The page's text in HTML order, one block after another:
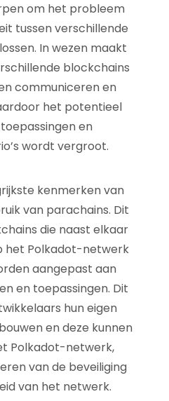
om het probleem
tussen verschillende
In wezen maakt
blockchains
communiceren en
het potentieel
en
wordt vergroot.
kenmerken van
van parachains. Dit
die naast elkaar
het Polkadot-netwerk
aangepast aan
en toepassingen. Dit
hun eigen
en deze kunnen
Polkadot-netwerk,
van de beveiliging
van het netwerk.